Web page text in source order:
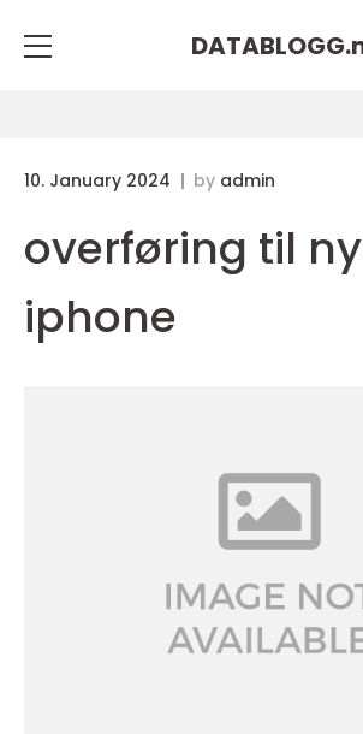
DATABLOGG.
10. January 2024 by admin
overføring til ny
iphone